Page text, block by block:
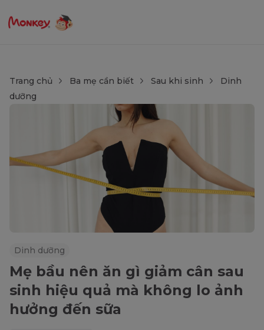
Trang chủ Ba mẹ cần biết Sau khi sinh
Dinh
dưỡng
Dinh dưỡng
Mẹ bầu nên ăn gì giảm cân sau
sinh hiệu quả mà không lo ảnh
hưởng đến sữa